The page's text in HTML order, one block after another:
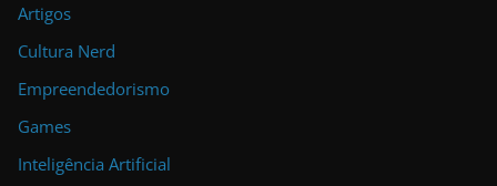
Artigos
Cultura Nerd
Empreendedorismo
Games
Inteligência Artificial